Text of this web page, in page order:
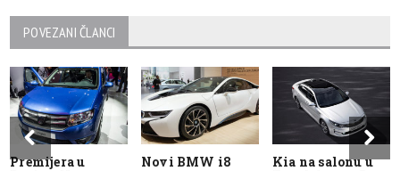
POVEZANI ČLANCI
Premijera u
Novi BMW i8
Kia na salonu u